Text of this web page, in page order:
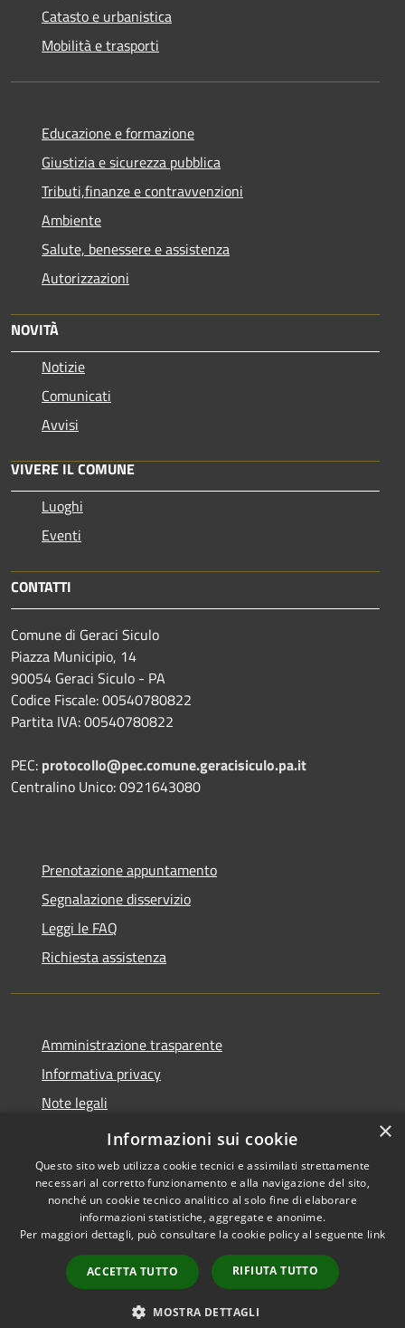
Catasto e urbanistica
Mobilità e trasporti
Educazione e formazione
Giustizia e sicurezza pubblica
Tributi,finanze e contravvenzioni
Ambiente
Salute, benessere e assistenza
Autorizzazioni
NOVITÀ
Notizie
Comunicati
Avvisi
VIVERE IL COMUNE
Luoghi
Eventi
CONTATTI
Comune di Geraci Siculo
Piazza Municipio, 14
90054 Geraci Siculo - PA
Codice Fiscale: 00540780822
Partita IVA: 00540780822
PEC: protocollo@pec.comune.geracisiculo.pa.it
Centralino Unico: 0921643080
Prenotazione appuntamento
Segnalazione disservizio
Leggi le FAQ
Richiesta assistenza
Amministrazione trasparente
Informativa privacy
Note legali
Dichiarazione di accessibilità
Accessibilità
Copyright © 2026 • Comune di
Geraci Siculo • Powered by
Municipium•
Accesso
redazione
×
Informazioni sui cookie
Questo sito web utilizza cookie tecnici e assimilati strettamente
necessari al corretto funzionamento e alla navigazione del sito,
nonché un cookie tecnico analitico al solo fine di elaborare
informazioni statistiche, aggregate e anonime.
Per maggiori dettagli, può consultare la cookie policy al seguente link
ACCETTA TUTTO RIFIUTA TUTTO
MOSTRA DETTAGLI